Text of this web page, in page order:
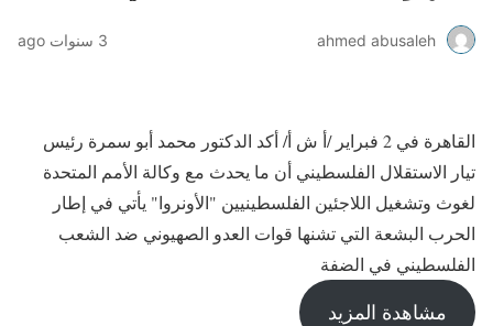
ahmed abusaleh 3 سنوات ago
القاهرة في 2 فبراير /أ ش أ/ أكد الدكتور محمد أبو سمرة رئيس
تيار الاستقلال الفلسطيني أن ما يحدث مع وكالة الأمم المتحدة
لغوث وتشغيل اللاجئين الفلسطينيين "الأونروا" يأتي في إطار
الحرب البشعة التي تشنها قوات العدو الصهيوني ضد الشعب
الفلسطيني في الضفة
مشاهدة المزيد